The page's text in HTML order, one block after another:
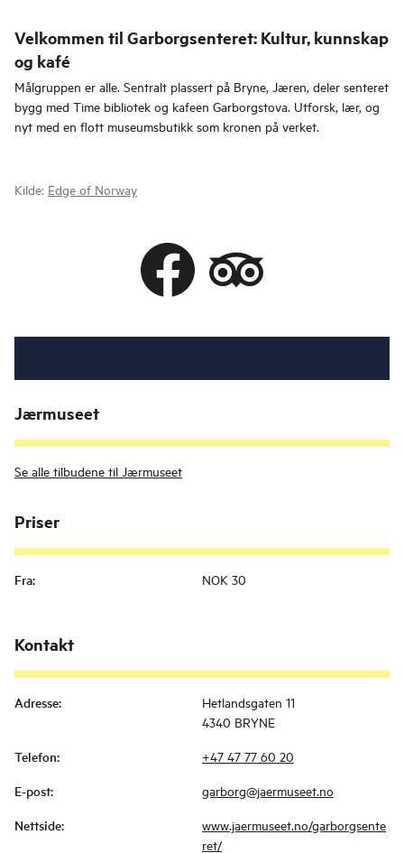
Velkommen til Garborgsenteret: Kultur, kunnskap
og kafé
Målgruppen er alle. Sentralt plassert på Bryne, Jæren, deler senteret
bygg med Time bibliotek og kafeen Garborgstova. Utforsk, lær, og
nyt med en flott museumsbutikk som kronen på verket.
Kilde: Edge of Norway
Jærmuseet
Se alle tilbudene til Jærmuseet
Priser
Fra: NOK 30
Kontakt
Adresse:
Hetlandsgaten 11
4340 BRYNE
Telefon: +47 47 77 60 20
E-post: garborg@jaermuseet.no
Nettside:
www.jaermuseet.no/garborgsente
ret/